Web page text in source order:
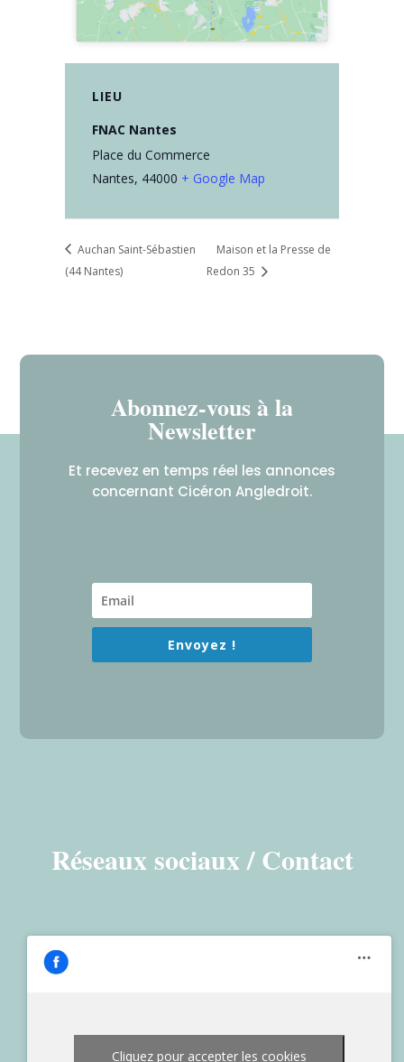
LIEU
FNAC Nantes
Place du Commerce
Nantes, 44000 + Google Map
Auchan Saint-Sébastien
(44 Nantes)
Maison et la Presse de
Redon 35
Abonnez-vous à la
Newsletter
Et recevez en temps réel les annonces
concernant Cicéron Angledroit.
Envoyez !
Réseaux sociaux / Contact
Cliquez pour accepter les cookies